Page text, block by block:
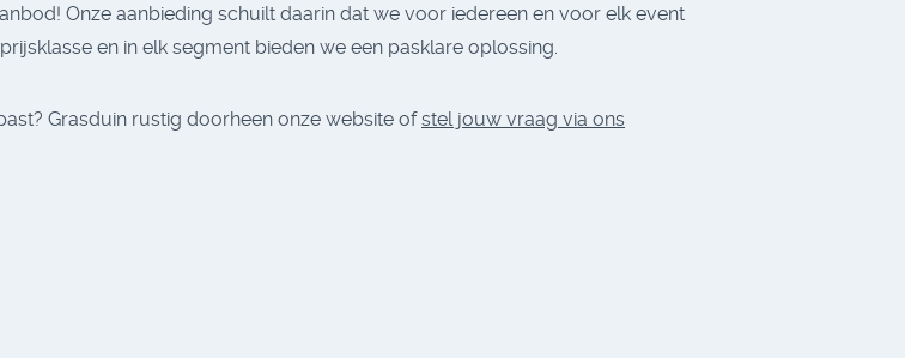
Onze aanbieding schuilt daarin dat we voor iedereen en voor elk event
en in elk segment bieden we een pasklare oplossing.
Grasduin rustig doorheen onze website ofstel jouw vraag via ons